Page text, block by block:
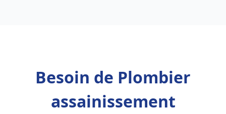
Besoin de Plombier
assainissement